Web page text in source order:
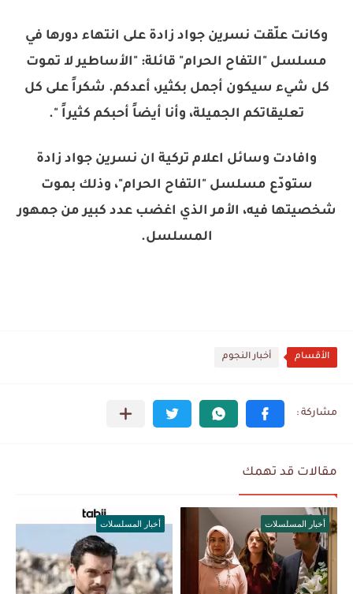
وكانت علّقت نسرين جواد زادة على انتهاء دورها في
مسلسل "التفاح الحرام" قائلة: "الأساطير لا تموت
كل شيء سيكون أجمل بكثير، أعدكم. شكراً على كل
تعليقاتكم الجميلة، وأنا أيضاً أحبكم كثيراً ".
وافادت وسائل اعلام تركية ان نسرين جواد زادة
ستودّع مسلسل "التفاح الحرام"، وذلك بموت
شخصيتها فيه، الأمر الذي اغضب عدد كبير من جمهور
المسلسل.
الأقسام أخبار النجوم
مقالات قد تهمك
أخبار المسلسلات أخبار المسلسلات